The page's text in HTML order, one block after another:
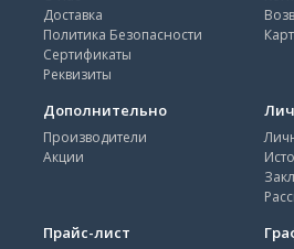
Доставка
Политика Безопасности
Сертификаты
Реквизиты
Дополнительно
Производители
Акции
Прайс-лист